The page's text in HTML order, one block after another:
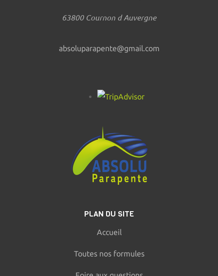
63800 Cournon d Auvergne
absoluparapente@gmail.com
PLAN DU SITE
Accueil
Toutes nos formules